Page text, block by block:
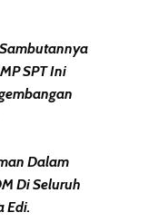
SPT Ini
Dalam
Di Seluruh
Edi.